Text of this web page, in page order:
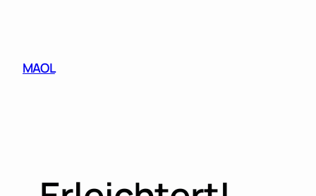
MAOL